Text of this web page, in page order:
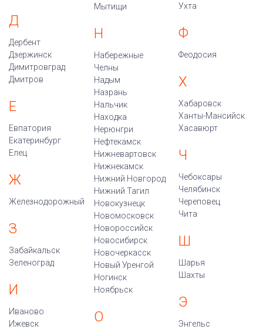
Д
Дербент
Дзержинск
Димитровград
Дмитров
Е
Евпатория
Екатеринбург
Елец
Ж
Железнодорожный
З
Забайкальск
Зеленоград
И
Иваново
Ижевск
Мытищи
Н
Набережные
Челны
Надым
Назрань
Нальчик
Находка
Нерюнгри
Нефтекамск
Нижневартовск
Нижнекамск
Нижний Новгород
Нижний Тагил
Новокузнецк
Новомосковск
Новороссийск
Новосибирск
Новочеркасск
Новый Уренгой
Ногинск
Ноябрьск
О
Ухта
Ф
Феодосия
Х
Хабаровск
Ханты-Мансийск
Хасавюрт
Ч
Чебоксары
Челябинск
Череповец
Чита
Ш
Шарья
Шахты
Э
Энгельс